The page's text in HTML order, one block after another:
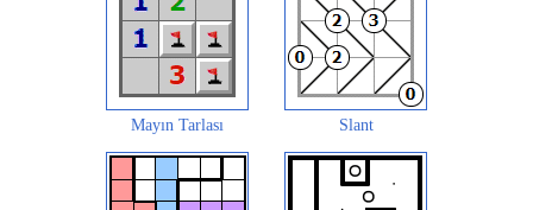
Mayın Tarlası Slant